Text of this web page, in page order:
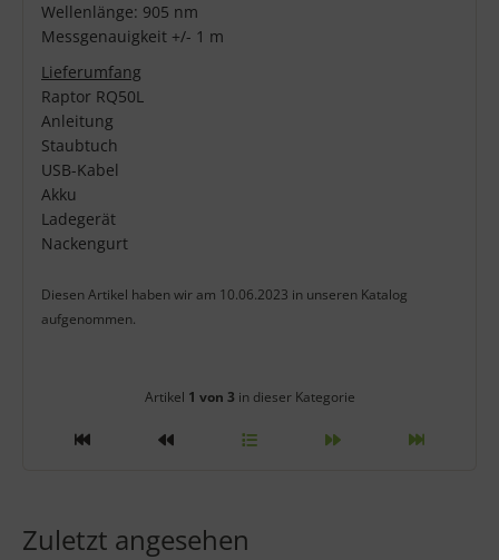
Wellenlänge: 905 nm
Messgenauigkeit +/- 1 m
Lieferumfang
Raptor RQ50L
Anleitung
Staubtuch
USB-Kabel
Akku
Ladegerät
Nackengurt
Diesen Artikel haben wir am 10.06.2023 in unseren Katalog
aufgenommen.
Artikelnavigation innerhalb
Artikel 1 von 3 in dieser Kategorie
Zuletzt angesehen